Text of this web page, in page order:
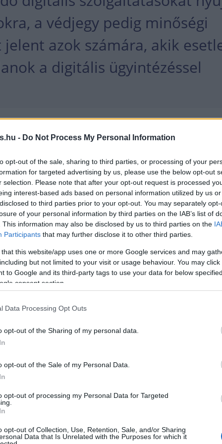
- Do Not Process My Personal Information
opt-out of the sale, sharing to third parties, or processing of your
for targeted advertising by us, please use the below opt-out
selection. Please note that after your opt-out request is processed
interest-based ads based on personal information utilized by us
to third parties prior to your opt-out. You may separately
of your personal information by third parties on the IAB’s list of
This information may also be disclosed by us to third parties on the
Participants that may further disclose it to other third parties.
that this website/app uses one or more Google services and may
but not limited to your visit or usage behaviour. You may
to Google and its third-party tags to use your data for below
consent section.
Data Processing Opt Outs
opt-out of the Sharing of my personal data.
opt-out of the Sale of my Personal Data.
opt-out of processing my Personal Data for Targeted
opt-out of Collection, Use, Retention, Sale, and/or Sharing
Data that Is Unrelated with the Purposes for which it
a védjegy pedig minőségi
jelent azok számára, akik
a digitális ügyintézéssel
mellett erősítse azon felhasználók
nem döntöttek a digitális szolgáltatások
kapcsolatban.
a K&H Biztosító életbiztosításokért és saját
vezetője elmondta: "törekedtünk arra, hogy a
- utasbiztosítástól a
- költöztessük a digitális térbe,
ügyintézését".